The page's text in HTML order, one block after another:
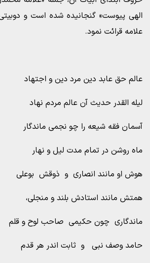
الهی پیوست» گنجانیده شده است و
علامه قرائت نمود.
عالم حق عابد دین مرد دین و اجتهاد
لیله القدر حدیث آن عالم مردم نهاد
آسمان فقه شیعه را چو نجمی ماندگار
ماه روشن در تمام مدت لیل و نهار
هوش او مانند انصاری و ذوقش بوعلی
همتش مانند استادش بلند و منجلی،
ماندگاری چون حکیمی صاحب لوح و قلم
حامد وصف نبی و ثابت اندر هر قدم